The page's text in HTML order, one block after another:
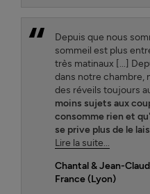
Depuis que nous
sommeil est plus
très matinaux [...]
dans notre chambre,
des réveils toujours
moins sujets aux
consomme rien et
se prive plus de le
Lire la suite...
Chantal & Jean-
France (Lyon)